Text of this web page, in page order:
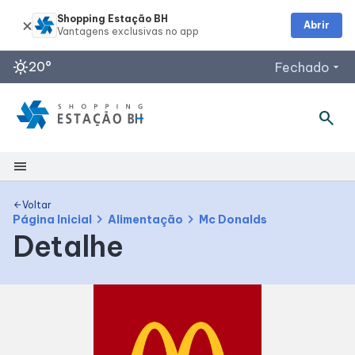
sunny20° Fechado arrow_drop_down
search
menu
Shopping
Mapa Interno
Facilidades
arrow_backVoltar
Página Inicial chevron_right Alimentação chevron_right Mc Donalds
Detalhe
Shopping Estação BH
Abrir